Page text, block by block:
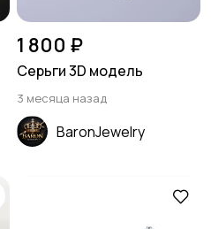
1 800 ₽
Серьги 3D модель
3 месяца назад
BaronJewelry